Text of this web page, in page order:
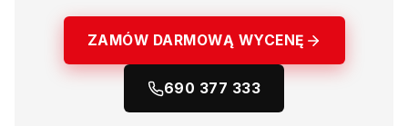
ZAMÓW DARMOWĄ WYCENĘ
690 377 333